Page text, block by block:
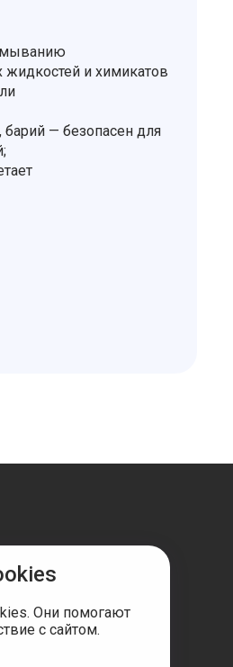
и химикатов
— безопасен для
Они помогают
с сайтом.